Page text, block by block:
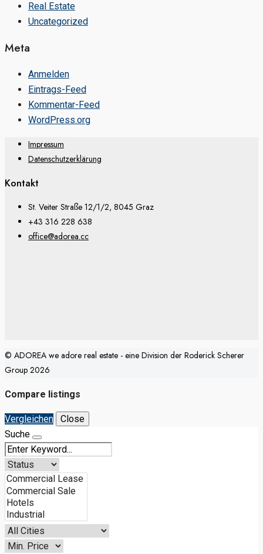
Real Estate
Uncategorized
Meta
Anmelden
Eintrags-Feed
Kommentar-Feed
WordPress.org
Impressum
Datenschutzerklärung
Kontakt
St. Veiter Straße 12/1/2, 8045 Graz
+43 316 228 638
office@adorea.cc
© ADOREA we adore real estate - eine Division der Roderick Scherer
Group 2026
Compare listings
Vergleichen
Close
Suche